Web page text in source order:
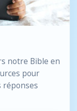
notre Bible en
pour